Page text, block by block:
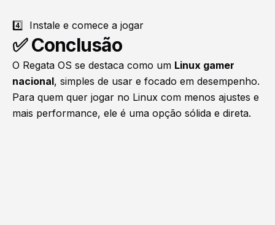
4️⃣ Instale e comece a jogar
✅ Conclusão
O Regata OS se destaca como um Linux gamer
nacional, simples de usar e focado em desempenho.
Para quem quer jogar no Linux com menos ajustes e
mais performance, ele é uma opção sólida e direta.